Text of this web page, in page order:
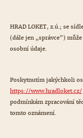
HRAD LOKET, z.ú.; se
(dále jen „správce")
osobní údaje.
Poskytnutím jakýchkoli
https://www.hradloket.cz/
podmínkám zpracování
tomto oznámení.